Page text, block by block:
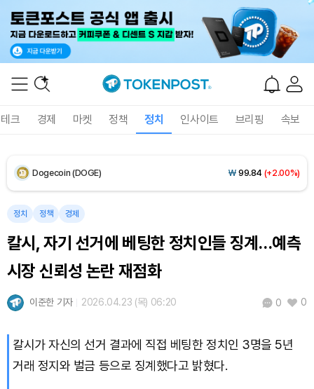
테크 경제 마켓 정책 정치 인사이트 브리핑 속보
Solana (SOL) ₩107,103(+3.80%)
Bitcoin (BTC) 91,507,048 (+0.54%)
정치 정책 경제
칼시, 자기 선거에 베팅한 정치인들 징계…예측
시장 신뢰성 논란 재점화
이준한 기자 2026.04.23 (목) 06:20 0 0
칼시가 자신의 선거 결과에 직접 베팅한 정치인 3명을 5년
거래 정지와 벌금 등으로 징계했다고 밝혔다.